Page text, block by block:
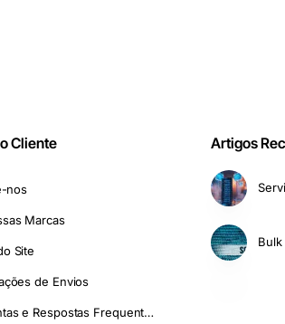
Cliente
nos
Marcas
Site
de Envios
Perguntas e Respostas Frequentes - FAQ
Artigos